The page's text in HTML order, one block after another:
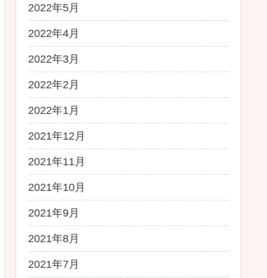
2022年5月
2022年4月
2022年3月
2022年2月
2022年1月
2021年12月
2021年11月
2021年10月
2021年9月
2021年8月
2021年7月